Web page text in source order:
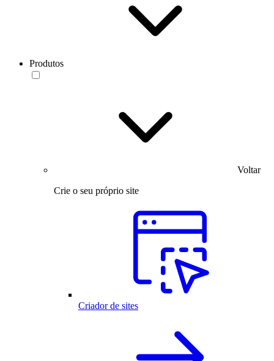
Produtos
Voltar
Crie o seu próprio site
Criador de sites